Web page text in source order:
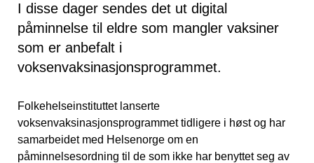
I disse dager sendes det ut digital
påminnelse til eldre som mangler vaksiner
som er anbefalt i
voksenvaksinasjonsprogrammet.
Folkehelseinstituttet lanserte
voksenvaksinasjonsprogrammet tidligere i høst og har
samarbeidet med Helsenorge om en
påminnelsesordning til de som ikke har benyttet seg av